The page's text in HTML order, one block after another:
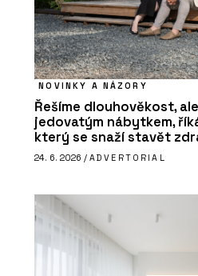
NOVINKY A NÁZORY
Řešíme dlouhověkost,
jedovatým nábytkem,
který se snaží stavět
24. 6. 2026 / ADVERTORIAL